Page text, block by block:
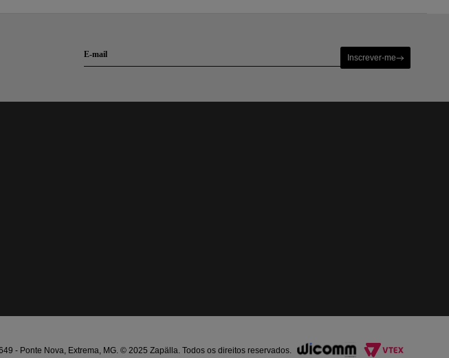
Inscrever-me
- Ponte Nova, Extrema, MG. © 2025 Zapälla. Todos os direitos reservados.